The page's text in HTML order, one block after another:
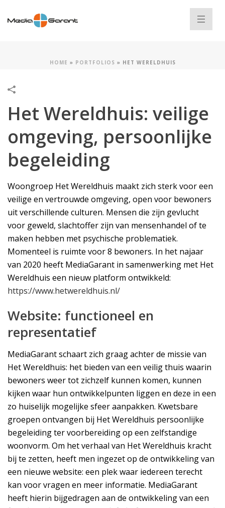
HOME » PORTFOLIOS » HET WERELDHUIS
Het Wereldhuis: veilige
omgeving, persoonlijke
begeleiding
Woongroep Het Wereldhuis maakt zich sterk voor een
veilige en vertrouwde omgeving, open voor bewoners
uit verschillende culturen. Mensen die zijn gevlucht
voor geweld, slachtoffer zijn van mensenhandel of te
maken hebben met psychische problematiek.
Momenteel is ruimte voor 8 bewoners. In het najaar
van 2020 heeft MediaGarant in samenwerking met Het
Wereldhuis een nieuw platform ontwikkeld:
https://www.hetwereldhuis.nl/
Website: functioneel en
representatief
MediaGarant schaart zich graag achter de missie van
Het Wereldhuis: het bieden van een veilig thuis waarin
bewoners weer tot zichzelf kunnen komen, kunnen
kijken waar hun ontwikkelpunten liggen en deze in een
zo huiselijk mogelijke sfeer aanpakken. Kwetsbare
groepen ontvangen bij Het Wereldhuis persoonlijke
begeleiding ter voorbereiding op een zelfstandige
woonvorm. Om het verhaal van Het Wereldhuis kracht
bij te zetten, heeft men ingezet op de ontwikkeling van
een nieuwe website: een plek waar iedereen terecht
kan voor vragen en meer informatie. MediaGarant
heeft hierin bijgedragen aan de ontwikkeling van een